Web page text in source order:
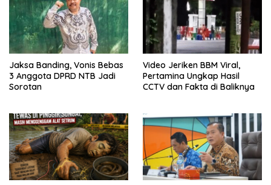
Jaksa Banding, Vonis Bebas
3 Anggota DPRD NTB Jadi
Sorotan
Video Jeriken BBM Viral,
Pertamina Ungkap Hasil
CCTV dan Fakta di Baliknya